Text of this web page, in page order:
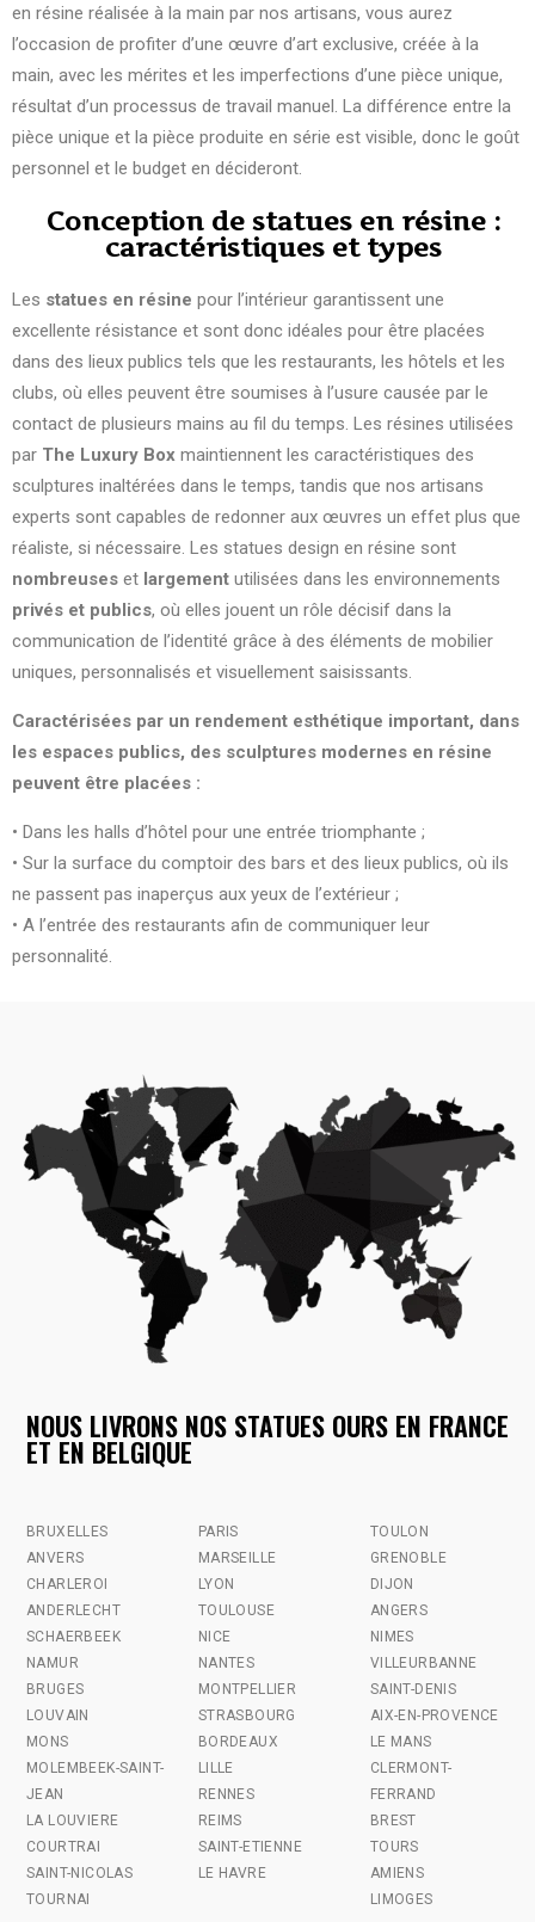
en résine réalisée à la main par nos artisans, vous aurez
l’occasion de profiter d’une œuvre d’art exclusive, créée à la
main, avec les mérites et les imperfections d’une pièce unique,
résultat d’un processus de travail manuel. La différence entre la
pièce unique et la pièce produite en série est visible, donc le goût
personnel et le budget en décideront.
Conception de statues en résine :
caractéristiques et types
Les statues en résine pour l’intérieur garantissent une
excellente résistance et sont donc idéales pour être placées
dans des lieux publics tels que les restaurants, les hôtels et les
clubs, où elles peuvent être soumises à l’usure causée par le
contact de plusieurs mains au fil du temps. Les résines utilisées
par The Luxury Box maintiennent les caractéristiques des
sculptures inaltérées dans le temps, tandis que nos artisans
experts sont capables de redonner aux œuvres un effet plus que
réaliste, si nécessaire. Les statues design en résine sont
nombreuses et largement utilisées dans les environnements
privés et publics, où elles jouent un rôle décisif dans la
communication de l’identité grâce à des éléments de mobilier
uniques, personnalisés et visuellement saisissants.
Caractérisées par un rendement esthétique important, dans
les espaces publics, des sculptures modernes en résine
peuvent être placées :
• Dans les halls d’hôtel pour une entrée triomphante ;
• Sur la surface du comptoir des bars et des lieux publics, où ils
ne passent pas inaperçus aux yeux de l’extérieur ;
• A l’entrée des restaurants afin de communiquer leur
personnalité.
NOUS LIVRONS NOS STATUES OURS EN FRANCE
ET EN BELGIQUE
BRUXELLES
ANVERS
CHARLEROI
ANDERLECHT
SCHAERBEEK
NAMUR
BRUGES
LOUVAIN
MONS
MOLEMBEEK-SAINT-
JEAN
LA LOUVIERE
COURTRAI
SAINT-NICOLAS
TOURNAI
PARIS
MARSEILLE
LYON
TOULOUSE
NICE
NANTES
MONTPELLIER
STRASBOURG
BORDEAUX
LILLE
RENNES
REIMS
SAINT-ETIENNE
LE HAVRE
TOULON
GRENOBLE
DIJON
ANGERS
NIMES
VILLEURBANNE
SAINT-DENIS
AIX-EN-PROVENCE
LE MANS
CLERMONT-
FERRAND
BREST
TOURS
AMIENS
LIMOGES